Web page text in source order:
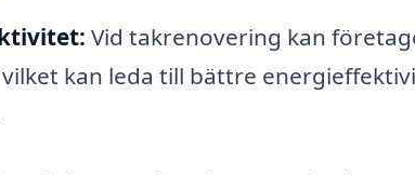
Vid takrenovering kan
kan leda till bättre